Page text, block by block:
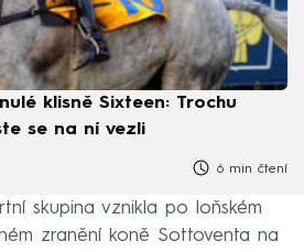
klisně Sixteen: Trochu
se na ní vezli
6 min čtení
skupina vznikla po loňském
zranění koně Sottoventa na